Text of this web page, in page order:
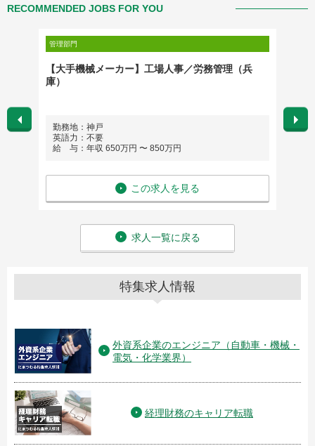
RECOMMENDED JOBS FOR YOU
管理部門
【大手機械メーカー】工場人事／労務管理（兵
庫）
勤務地：神戸
英語力：不要
給 与：年収 650万円 〜 850万円
この求人を見る
勤務
求人一覧に戻る
特集求人情報
外資系企業のエンジニア（自動車・機械・
電気・化学業界）
経理財務のキャリア転職